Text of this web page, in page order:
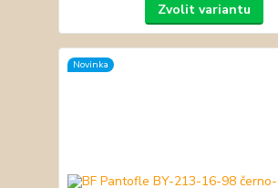
Zvolit variantu
Novinka